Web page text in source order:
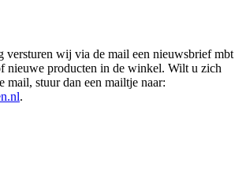
versturen wij via de mail een nieuwsbrief mbt
nieuwe producten in de winkel. Wilt u zich
mail, stuur dan een mailtje naar:
.